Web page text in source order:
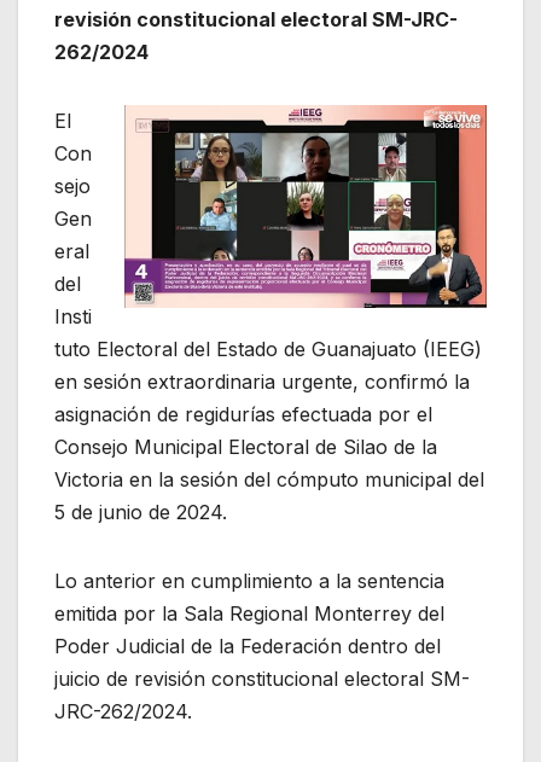
revisión constitucional electoral SM-JRC-
262/2024
El
Con
sejo
Gen
eral
del
Insti
tuto Electoral del Estado de Guanajuato (IEEG)
en sesión extraordinaria urgente, confirmó la
asignación de regidurías efectuada por el
Consejo Municipal Electoral de Silao de la
Victoria en la sesión del cómputo municipal del
5 de junio de 2024.
Lo anterior en cumplimiento a la sentencia
emitida por la Sala Regional Monterrey del
Poder Judicial de la Federación dentro del
juicio de revisión constitucional electoral SM-
JRC-262/2024.